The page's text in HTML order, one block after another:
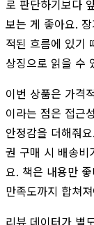
로 판단하기보다
보는 게 좋아요.
적된 흐름에 있기
상징으로 읽을 수
이번 상품은 가격
이라는 점은 접근
안정감을 더해줘
권 구매 시 배송비
요. 책은 내용만
만족도까지 합쳐
리뷰 데이터가 별